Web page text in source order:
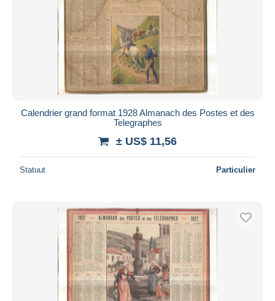
Calendrier grand format 1928 Almanach des Postes et des
Telegraphes
± US$ 11,56
Statuut Particulier